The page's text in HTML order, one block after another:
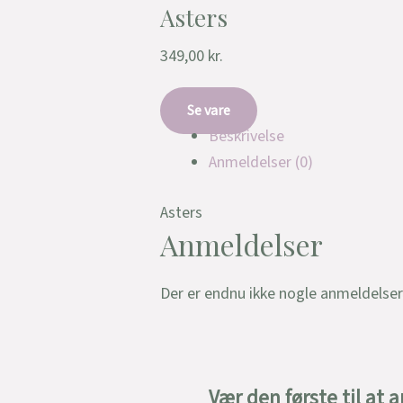
Asters
349,00 kr.
Se vare
Beskrivelse
Anmeldelser (0)
Asters
Anmeldelser
Der er endnu ikke nogle